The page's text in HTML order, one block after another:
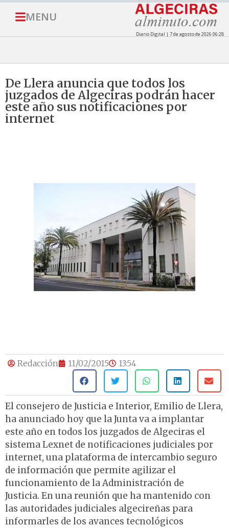
MENU
Diario Digital | 7 de agosto de 2026 06:28
De Llera anuncia que todos los
juzgados de Algeciras podrán hacer
este año sus notificaciones por
internet
Redacción 11/02/2015 13:54
El consejero de Justicia e Interior, Emilio de Llera,
ha anunciado hoy que la Junta va a implantar
este año en todos los juzgados de Algeciras el
sistema Lexnet de notificaciones judiciales por
internet, una plataforma de intercambio seguro
de información que permite agilizar el
funcionamiento de la Administración de
Justicia. En una reunión que ha mantenido con
las autoridades judiciales algecireñas para
informarles de los avances tecnológicos